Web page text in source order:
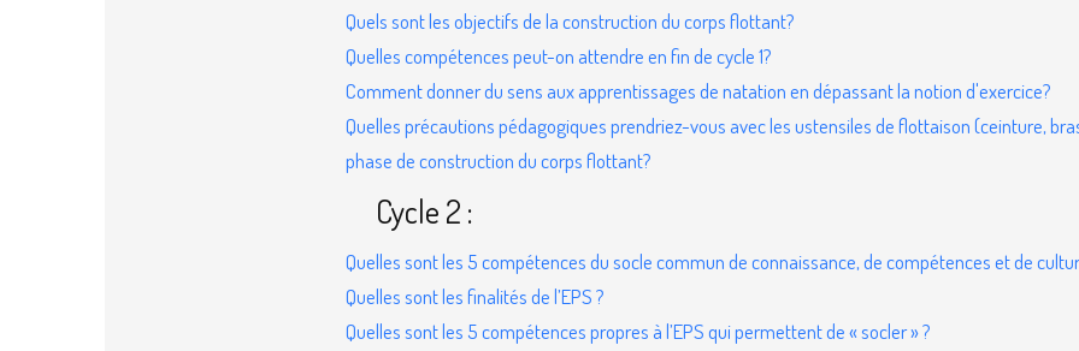
Quels sont les objectifs de la construction du corps flottant?
Quelles compétences peut-on attendre en fin de cycle 1?
Comment donner du sens aux apprentissages de natation en dépassant la notion d'exercice?
Quelles précautions pédagogiques prendriez-vous avec les ustensiles de flottaison (ceinture,
phase de construction du corps flottant?
Cycle 2 :
Quelles sont les 5 compétences du socle commun de connaissance, de compétences et de
Quelles sont les finalités de l’EPS ?
Quelles sont les 5 compétences propres à l’EPS qui permettent de « socler » ?